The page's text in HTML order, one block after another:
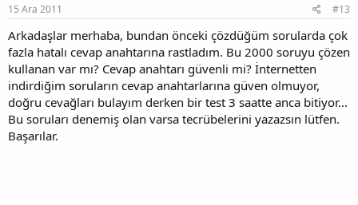
15 Ara 2011 #13
Arkadaşlar merhaba, bundan önceki çözdüğüm sorularda çok
fazla hatalı cevap anahtarına rastladım. Bu 2000 soruyu çözen
kullanan var mı? Cevap anahtarı güvenli mi? İnternetten
indirdiğim soruların cevap anahtarlarına güven olmuyor,
doğru cevağları bulayım derken bir test 3 saatte anca bitiyor...
Bu soruları denemiş olan varsa tecrübelerini yazazsın lütfen.
Başarılar.